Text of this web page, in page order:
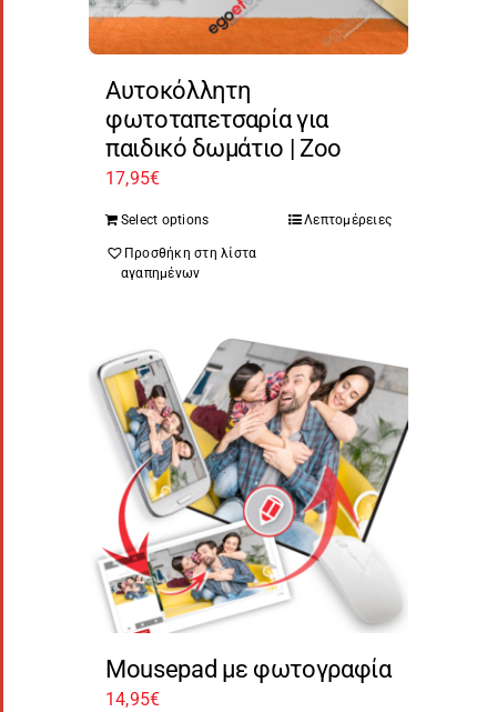
Αυτοκόλλητη
φωτοταπετσαρία για
παιδικό δωμάτιο | Ζοο
17,95€
Select options Λεπτομέρειες
Προσθήκη στη λίστα
αγαπημένων
Mousepad με φωτογραφία
14,95€